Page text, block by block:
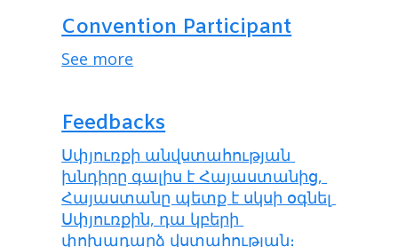
Convention Participant
See more
Feedbacks
Սփյուռքի անվստահության
խնդիրը գալիս է Հայաստանից,
Հայաստանը պետք է սկսի օգնել
Սփյուռքին, դա կբերի
փոխադարձ վստահության։